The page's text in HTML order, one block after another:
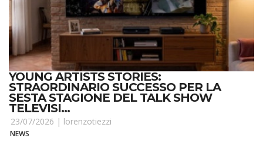
YOUNG ARTISTS STORIES:
STRAORDINARIO SUCCESSO PER LA
SESTA STAGIONE DEL TALK SHOW
TELEVISI...
23/07/2026 | lorenzotiezzi
NEWS